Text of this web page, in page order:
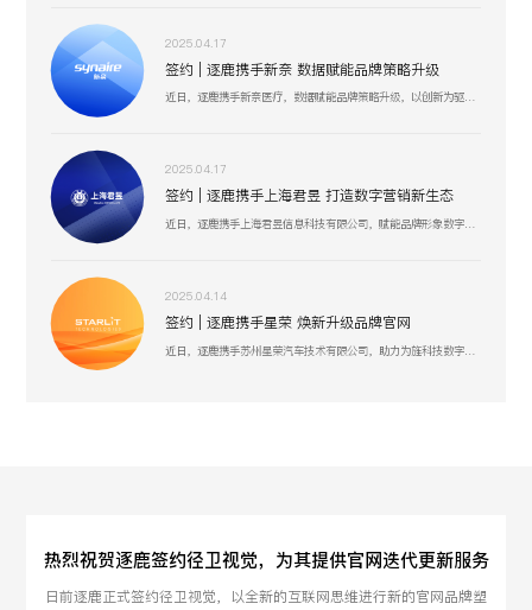
2025.04.17
签约 | 逐鹿携手新奈 数据赋能品牌策略升级
近日，逐鹿携手新奈医疗，数据赋能品牌策略升级，以创新为驱动，以用户为中心，助力其开启品牌增长新纪元。
2025.04.17
签约 | 逐鹿携手上海君昱 打造数字营销新生态
近日，逐鹿携手上海君昱信息科技有限公司，赋能品牌形象数字化，以全新的互联网形象为品牌营销赋能。
2025.04.14
签约 | 逐鹿携手星荣 焕新升级品牌官网
热烈祝贺逐鹿签约径卫视觉，为其提供官网迭代更新服务
日前逐鹿正式签约径卫视觉，以全新的互联网思维进行新的官网品牌塑